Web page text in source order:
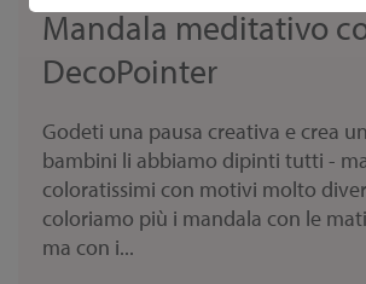
Mandala meditativo
DecoPointer
Godeti una pausa creativa e crea
bambini li abbiamo dipinti tutti -
coloratissimi con motivi molto
coloriamo più i mandala con le
ma con i...